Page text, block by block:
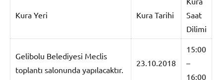
Kura Yeri Kura Tarihi
Saat
Dilimi
Gelibolu Belediyesi Meclis
toplantı salonunda yapılacaktır.
23.10.2018
15:00
–
16:00